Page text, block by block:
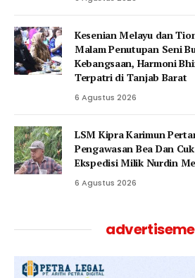
Kesenian Melayu dan
Malam Penutupan Seni
Kebangsaan, Harmoni
Terpatri di Tanjab Barat
6 Agustus 2026
LSM Kipra Karimun
Pengawasan Bea Dan
Ekspedisi Milik Nurdin
6 Agustus 2026